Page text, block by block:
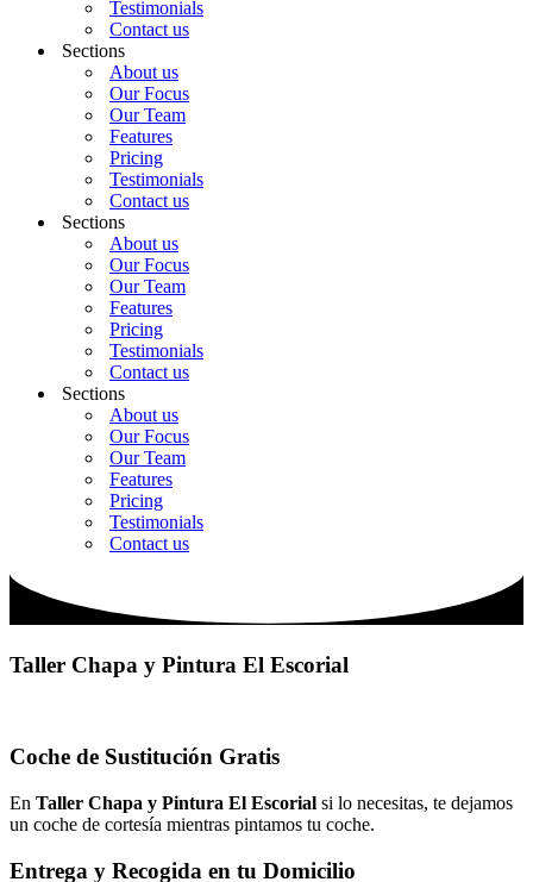
Testimonials
Contact us
Sections
About us
Our Focus
Our Team
Features
Pricing
Testimonials
Contact us
Sections
About us
Our Focus
Our Team
Features
Pricing
Testimonials
Contact us
Sections
About us
Our Focus
Our Team
Features
Pricing
Testimonials
Contact us
Taller Chapa y Pintura El Escorial
Coche de Sustitución Gratis
En Taller Chapa y Pintura El Escorial si lo necesitas, te dejamos
un coche de cortesía mientras pintamos tu coche.
Entrega y Recogida en tu Domicilio